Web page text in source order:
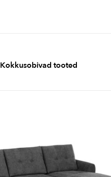
Kokkusobivad tooted